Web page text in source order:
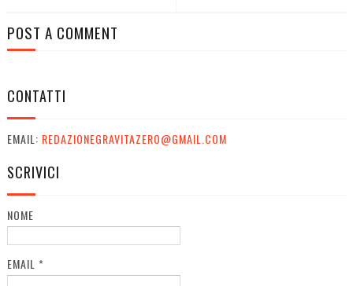
POST A COMMENT
CONTATTI
EMAIL: REDAZIONEGRAVITAZERO@GMAIL.COM
SCRIVICI
NOME
EMAIL *